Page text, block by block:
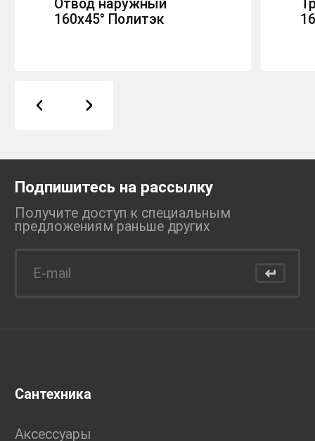
Отвод наружный
160х45° Политэк
Подпишитесь на рассылку
Получите доступ к специальным
предложениям раньше других
Сантехника
Аксессуары